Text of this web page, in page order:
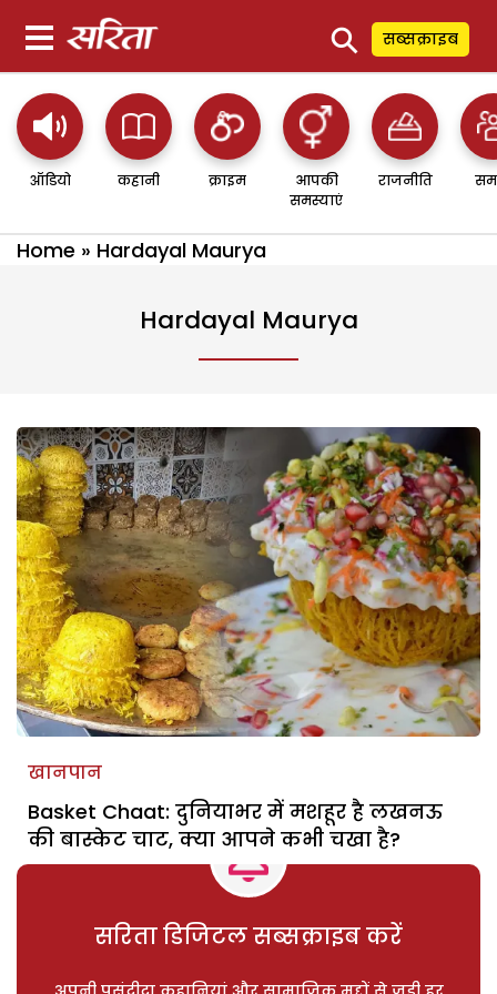
⚲ सब्सक्राइब
ऑडियो कहानी क्राइम
आपकी
समस्याएं
राजनीति
Home » Hardayal Maurya
Hardayal Maurya
खानपान
Basket Chaat: दुनियाभर में मशहूर है लखनऊ
की बास्केट चाट, क्या आपने कभी चखा है?
सरिता डिजिटल सब्सक्राइब करें